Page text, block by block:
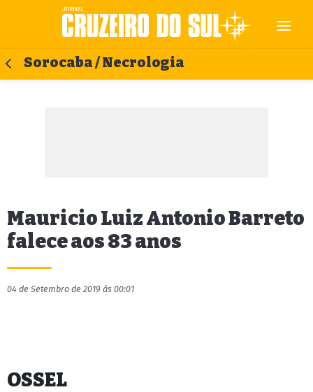
Sorocaba / Necrologia
Mauricio Luiz Antonio Barreto
falece aos 83 anos
04 de Setembro de 2019 às 00:01
OSSEL